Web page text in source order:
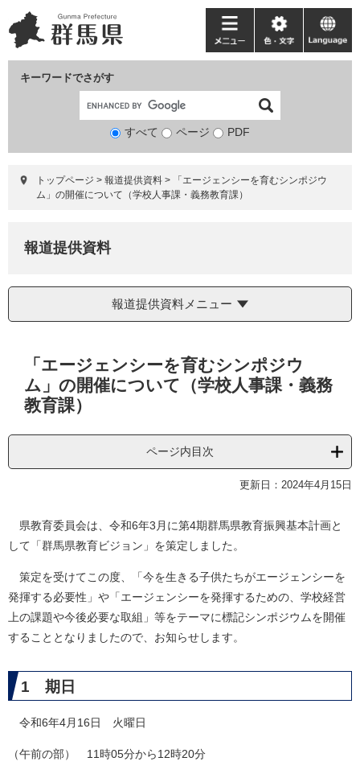
ー
ジ
ニ
ュ
て
キーワードでさがす
検
象
すべて ページ PDF
メ
ニ
ー
色・
文
language
トップページ > 報道提供資料 >
「エージェンシーを育むシンポジウ
ム」の開催について（学校人事課・義務教育課）
報道提供資料
報道提供資料メニュー
「エージェンシーを育むシンポジウ
ム」の開催について（学校人事課・義務
教育課）
ページ内目次
更新日：2024年4月15日
県教育委員会は、令和6年3月に第4期群馬県教育振興基本計画と
して「群馬県教育ビジョン」を策定しました。
策定を受けてこの度、「今を生きる子供たちがエージェンシーを
発揮する必要性」や「エージェンシーを発揮するための、学校経営
上の課題や今後必要な取組」等をテーマに標記シンポジウムを開催
することとなりましたので、お知らせします。
1 期日
令和6年4月16日 火曜日
（午前の部） 11時05分から12時20分